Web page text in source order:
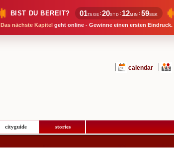
BIST DU BEREIT? 01TAGE :20STD : 12MIN :59SEK
Das nächste Kapitel geht online - Gewinne einen ersten Eindruck.
calendar
cityguide stories